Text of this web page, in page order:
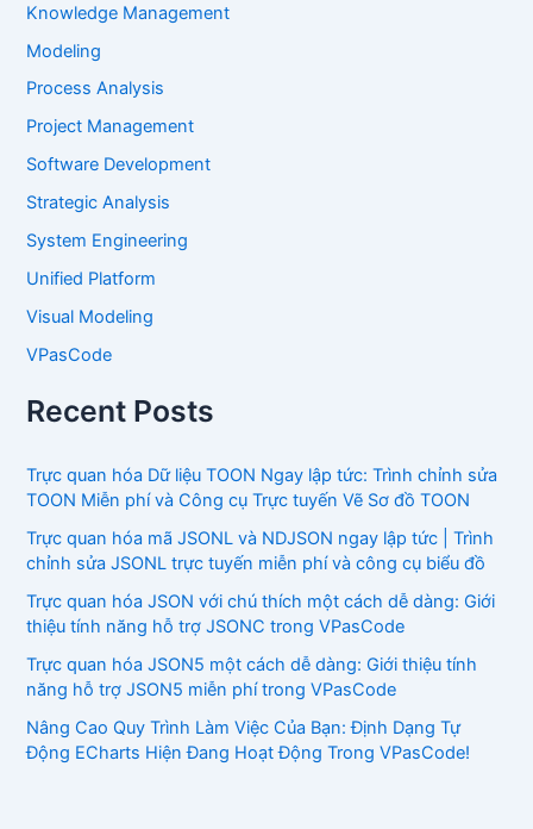
Knowledge Management
Modeling
Process Analysis
Project Management
Software Development
Strategic Analysis
System Engineering
Unified Platform
Visual Modeling
VPasCode
Recent Posts
Trực quan hóa Dữ liệu TOON Ngay lập tức: Trình chỉnh sửa
TOON Miễn phí và Công cụ Trực tuyến Vẽ Sơ đồ TOON
Trực quan hóa mã JSONL và NDJSON ngay lập tức | Trình
chỉnh sửa JSONL trực tuyến miễn phí và công cụ biểu đồ
Trực quan hóa JSON với chú thích một cách dễ dàng: Giới
thiệu tính năng hỗ trợ JSONC trong VPasCode
Trực quan hóa JSON5 một cách dễ dàng: Giới thiệu tính
năng hỗ trợ JSON5 miễn phí trong VPasCode
Nâng Cao Quy Trình Làm Việc Của Bạn: Định Dạng Tự
Động ECharts Hiện Đang Hoạt Động Trong VPasCode!